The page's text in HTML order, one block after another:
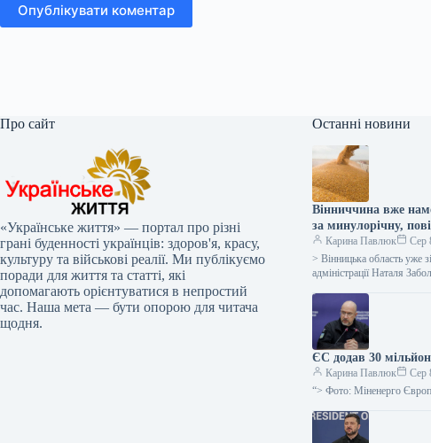
Опублікувати коментар
Про сайт
«Українське життя» — портал про різні
грані буденності українців: здоров'я, красу,
культуру та військові реалії. Ми публікуємо
поради для життя та статті, які
допомагають орієнтуватися в непростий
час. Наша мета — бути опорою для читача
щодня.
Останні новини
Вінниччина вже
за минулорічну,
Карина Павлюк
Сер
> Вінницька область уже
адміністрації Наталя
ЄС додав 30
Карина Павлюк
Сер
“> Фото: Міненерго